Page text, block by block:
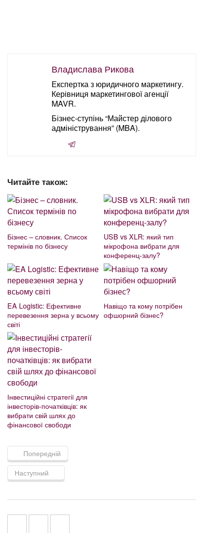
Владислава Рикова
Експертка з юридичного маркетингу.
Керівниця маркетингової агенції
MAVR.
Бізнес-ступінь “Майстер ділового
адміністрування” (MBA).
Читайте також:
Бізнес – словник. Список
термінів по бізнесу
USB vs XLR: який тип
мікрофона вибрати для
конференц-залу?
EA Logistic: Ефективне
перевезення зерна у всьому
світі
Навіщо та кому потрібен
офшорний бізнес?
Інвестиційні стратегії для
інвесторів-початківців: як
вибрати свій шлях до
фінансової свободи
Попередній
Наступний